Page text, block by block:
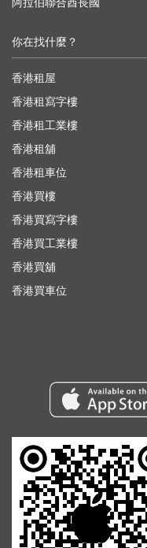
阿拉伯聯合酋長國
你在找什麼？
香港租屋
香港租寫字樓
香港租工業樓
香港租舖
香港租車位
香港買樓
香港買寫字樓
香港買工業樓
香港買舖
香港買車位